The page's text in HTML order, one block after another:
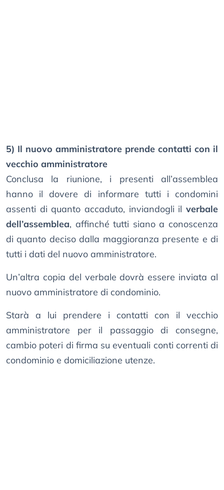
5) Il nuovo amministratore prende contatti con il
vecchio amministratore
Conclusa la riunione, i presenti all’assemblea
hanno il dovere di informare tutti i condomini
assenti di quanto accaduto, inviandogli il verbale
dell’assemblea, affinché tutti siano a conoscenza
di quanto deciso dalla maggioranza presente e di
tutti i dati del nuovo amministratore.
Un’altra copia del verbale dovrà essere inviata al
nuovo amministratore di condominio.
Starà a lui prendere i contatti con il vecchio
amministratore per il passaggio di consegne,
cambio poteri di firma su eventuali conti correnti di
condominio e domiciliazione utenze.